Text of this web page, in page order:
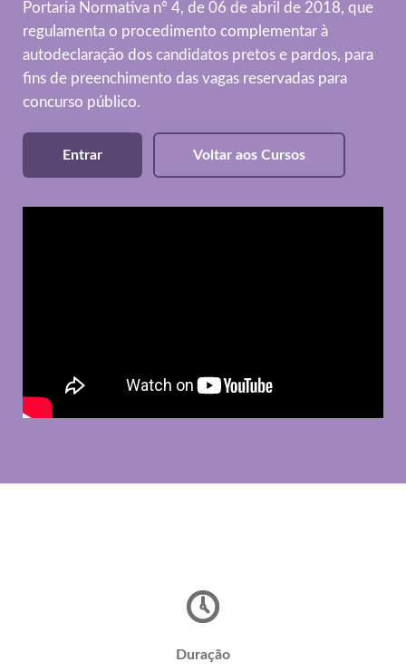
Portaria Normativa nº 4, de 06 de abril de 2018, que
regulamenta o procedimento complementar à
autodeclaração dos candidatos pretos e pardos, para
fins de preenchimento das vagas reservadas para
concurso público.
Entrar Voltar aos Cursos
Duração